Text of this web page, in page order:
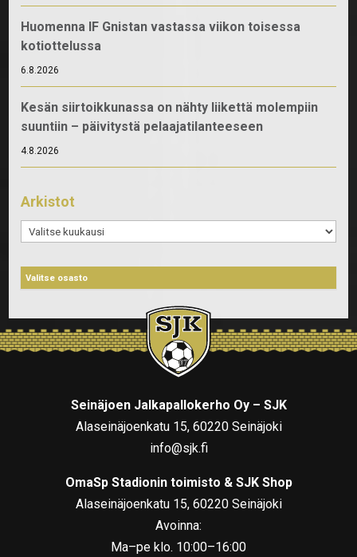
Huomenna IF Gnistan vastassa viikon toisessa
kotiottelussa
6.8.2026
Kesän siirtoikkunassa on nähty liikettä molempiin
suuntiin – päivitystä pelaajatilanteeseen
4.8.2026
Arkistot
Arkistot
Seinäjoen Jalkapallokerho Oy – SJK
Alaseinäjoenkatu 15, 60220 Seinäjoki
info@sjk.fi
OmaSp Stadionin toimisto & SJK Shop
Alaseinäjoenkatu 15, 60220 Seinäjoki
Avoinna:
Ma–pe klo. 10:00–16:00